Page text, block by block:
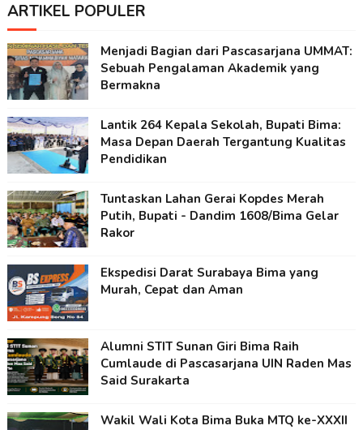
ARTIKEL POPULER
Menjadi Bagian dari Pascasarjana UMMAT:
Sebuah Pengalaman Akademik yang
Bermakna
Lantik 264 Kepala Sekolah, Bupati Bima:
Masa Depan Daerah Tergantung Kualitas
Pendidikan
Tuntaskan Lahan Gerai Kopdes Merah
Putih, Bupati - Dandim 1608/Bima Gelar
Rakor
Ekspedisi Darat Surabaya Bima yang
Murah, Cepat dan Aman
Alumni STIT Sunan Giri Bima Raih
Cumlaude di Pascasarjana UIN Raden Mas
Said Surakarta
Wakil Wali Kota Bima Buka MTQ ke-XXXII